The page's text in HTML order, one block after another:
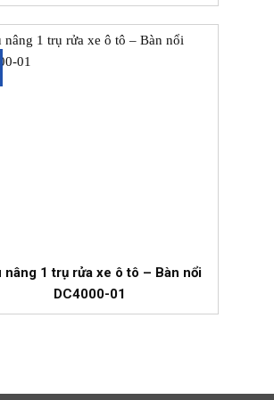
nâng 1 trụ rửa xe ô tô – Bàn nổi
DC4000-01